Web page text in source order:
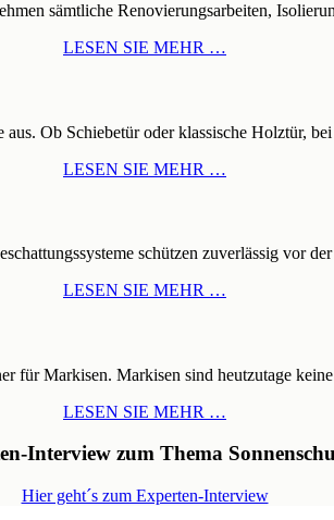
sämtliche Renovierungsarbeiten,
LESEN SIE MEHR …
Ob Schiebetür oder klassische Holztür,
LESEN SIE MEHR …
schützen zuverlässig vor
LESEN SIE MEHR …
für Markisen. Markisen sind heutzutage
LESEN SIE MEHR …
Interview zum Thema
Hier geht´s zum Experten-Interview